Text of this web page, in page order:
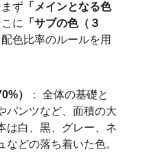
ず 「メインとなる色
に
「サブの色（３
色比率のルールを用
）
： 全体の基礎と
パンツなど、面積の大
は白、黒、グレー、ネ
などの落ち着いた色。